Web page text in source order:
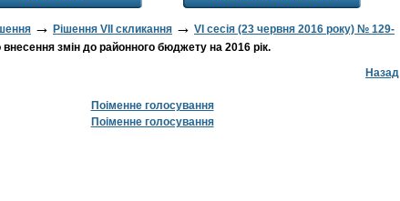
→ Рішення VII скликання → VI сесія (23 червня 2016 року) № 129-
змін до районного бюджету на 2016 рік.
Назад
Поіменне голосування
Поіменне голосування